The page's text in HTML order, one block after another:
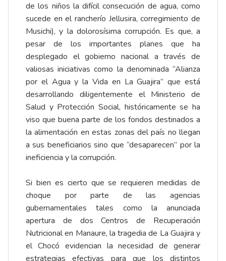
de los niños la difícil consecución de agua, como
sucede en el rancherío Jellusira, corregimiento de
Musichi), y la dolorosísima corrupción. Es que, a
pesar de los importantes planes que ha
desplegado el gobierno nacional a través de
valiosas iniciativas como la denominada “Alianza
por el Agua y la Vida en La Guajira” que está
desarrollando diligentemente el Ministerio de
Salud y Protección Social, históricamente se ha
viso que buena parte de los fondos destinados a
la alimentación en estas zonas del país no llegan
a sus beneficiarios sino que “desaparecen” por la
ineficiencia y la corrupción.
Si bien es cierto que se requieren medidas de
choque por parte de las agencias
gubernamentales tales como la anunciada
apertura de dos Centros de Recuperación
Nutricional en Manaure, la tragedia de La Guajira y
el Chocó evidencian la necesidad de generar
estrategias efectivas para que los distintos